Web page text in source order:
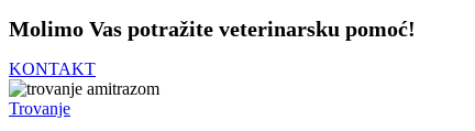
Molimo Vas potražite veterinarsku pomoć!
KONTAKT
Trovanje